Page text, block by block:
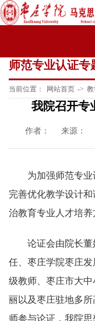
师范专业认证专
当前位置： 网站首页 ->
我院召开专
作者： 来源：
为加强师范专业
完善优化教学设计
治教育专业人才培养
论证会由院长
任、枣庄学院枣庄
级教师、枣庄市大
丽以及枣庄驻地多
师参与论证，我院思